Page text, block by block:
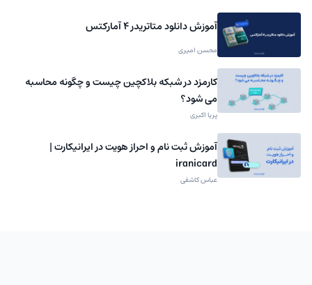
آموزش دانلود متاتریدر 4 آمارکتس
محسن امیری
کارمزد در شبکه بلاکچین چیست و چگونه محاسبه
می شود؟
پریا اکبری
آموزش ثبت نام و احراز هویت در ایرانیکارت |
iranicard
عباس کاشفی